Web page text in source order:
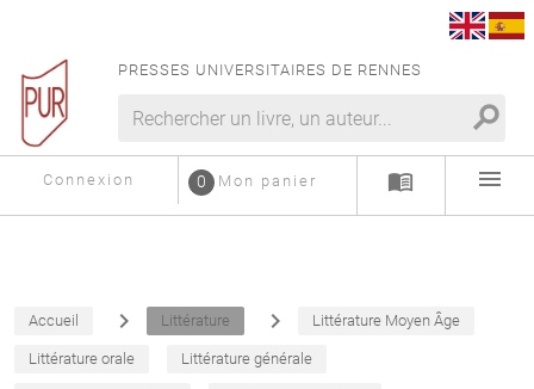
PRESSES UNIVERSITAIRES DE RENNES
search
Connexion Mon panier
0 menu_book menu
Accueil navigate_next Littérature navigate_next Littérature Moyen Âge
Littérature orale Littérature générale